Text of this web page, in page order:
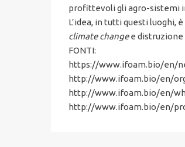
profittevoli gli agro-sistemi
L’idea, in tutti questi luoghi,
climate changee distruzione
FONTI:
https://www.ifoam.bio/en/
http://www.ifoam.bio/en/
http://www.ifoam.bio/en/
http://www.ifoam.bio/en/